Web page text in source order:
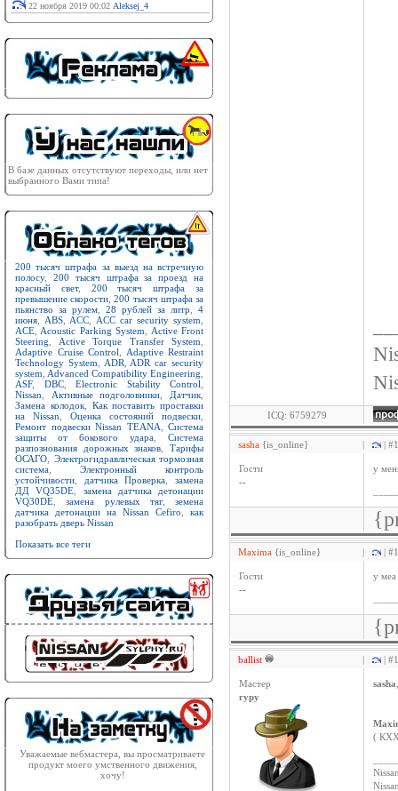
22 ноября 2019 00:02 Aleksej_4
В базе данных отсутствуют переходы, или нет
выбранного Вами типа!
200 тысяч штрафа за выезд на встречную
полосу, 200 тысяч штрафа за проезд на
красный свет, 200 тысяч штрафа за
превышение скорости ,200 тысяч штрафа за
пьянство за рулем
28 рублей за литр
4
июня
ABS ACC ACC car security system
ACE Acoustic Parking System
Active Front
Steering
Active Torque Transfer System
Adaptive Cruise Control
Adaptive Restraint
Technology System
ADR
ADR car security
system Advanced Compatibility Engineering
ASF, DBC, Electronic Stability Control
Nissan
Активные подголовники Датчик
Замена колодок, Как поставить проставки
на Nissan
Оценка состояний подвески
Ремонт подвески Nissan TEANA
Система
защиты от бокового удара
Система
разпознования дорожных знаков ,Тарифы
ОСАГО
Электрогидравлическая тормозная
система
Электронный контроль
устойчивости
датчика Проверка ,замена
ДД VQ35DE
замена датчика детонации
VQ30DE ,замена рулевых тяг, земена
датчика детонации на Nissan Cefiro
как
разобрать дверь Nissan
Показать все теги
Уважаемые вебмастера, вы просматриваете
продукт моего умственного движения,
хочу!
ICQ: 6759279
sasha {is_online} | |
Гости
--
у
Maxima {is_online} | |
Гости
--
у меа
ballist | |
Мастер
гуру
sasha
( КХХ